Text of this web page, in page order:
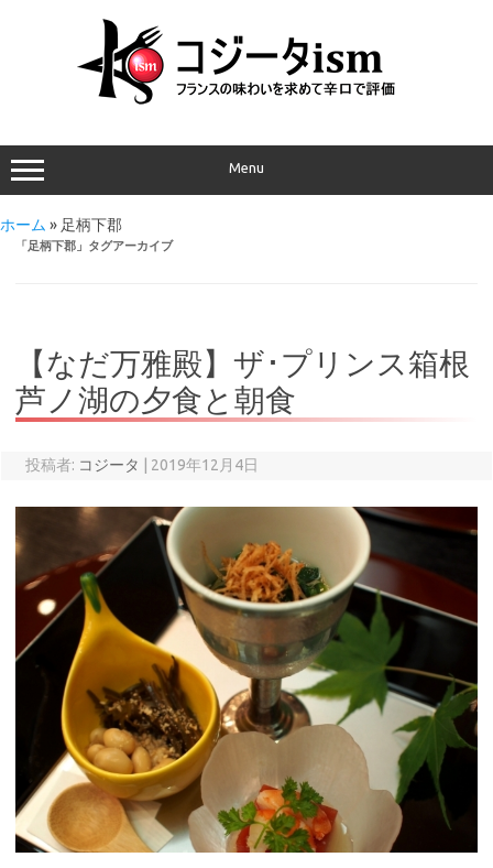
Menu
ホーム » 足柄下郡
「足柄下郡 」タグアーカイブ
【なだ万雅殿】ザ･プリンス箱根
芦ノ湖の夕食と朝食
投稿者: コジータ 2019年12月4日